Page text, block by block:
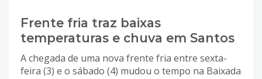
Frente fria traz baixas
temperaturas e chuva em Santos
A chegada de uma nova frente fria entre sexta-
feira (3) e o sábado (4) mudou o tempo na Baixada